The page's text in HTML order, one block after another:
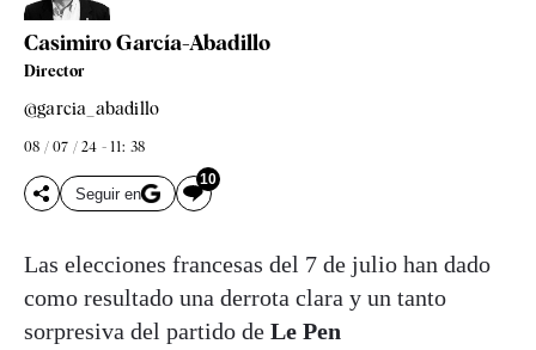
Casimiro García-Abadillo
Director
@garcia_abadillo
08 / 07 / 24 - 11: 38
Seguir en
10
Las elecciones francesas del 7 de julio han dado
como resultado una derrota clara y un tanto
sorpresiva del partido de Le Pen